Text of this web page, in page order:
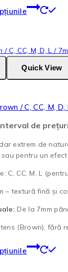
Quick View
/ C, CC, M,
de
extrem de
pentru un
C, CC, M, L
– textură fină și
De la 7mm
(Brown), fără